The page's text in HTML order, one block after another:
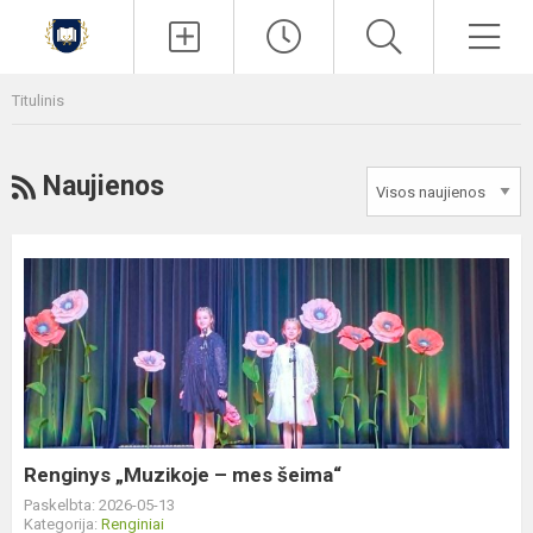
Titulinis
RSS
Naujienos
„Muzikoje
–
mes
šeima“
Renginys „Muzikoje – mes šeima“
Paskelbta: 2026-05-13
Kategorija: Renginiai